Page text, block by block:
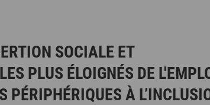
SOCIALE ET
PLUS ÉLOIGNÉS DE
À